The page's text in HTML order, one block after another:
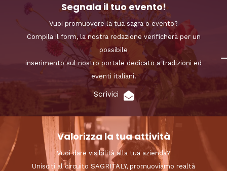
Segnala il tuo evento!
Vuoi promuovere la tua sagra o evento?
Compila il form, la nostra redazione verificherà per un
possibile
inserimento sul nostro portale dedicato a tradizioni ed
eventi italiani.
Scrivici
Valorizza la tua attività
Vuoi dare visibilità alla tua azienda?
Unisciti al circuito SAGRITALY, promuoviamo realtà